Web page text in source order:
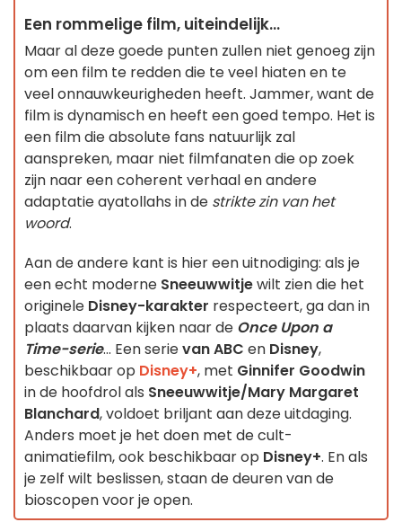
Een rommelige film, uiteindelijk...
Maar al deze goede punten zullen niet genoeg zijn
om een film te redden die te veel hiaten en te
veel onnauwkeurigheden heeft. Jammer, want de
film is dynamisch en heeft een goed tempo. Het is
een film die absolute fans natuurlijk zal
aanspreken, maar niet filmfanaten die op zoek
zijn naar een coherent verhaal en andere
adaptatie ayatollahs in de strikte zin van het
woord.
Aan de andere kant is hier een uitnodiging: als je
een echt moderne Sneeuwwitjewilt zien die het
originele Disney-karakter respecteert, ga dan in
plaats daarvan kijken naar de Once Upon a
Time-serie... Een serievan ABC en Disney,
beschikbaar op Disney+, met Ginnifer Goodwin
in de hoofdrol als Sneeuwwitje/Mary Margaret
Blanchard, voldoet briljant aan deze uitdaging.
Anders moet je het doen met de cult-
animatiefilm, ook beschikbaar op Disney+. En als
je zelf wilt beslissen, staan de deuren van de
bioscopen voor je open.